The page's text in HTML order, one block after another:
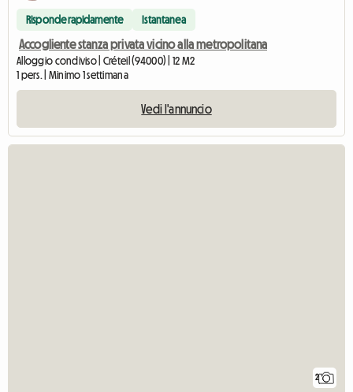
Risponde rapidamente Istantanea
Accogliente stanza privata vicino alla metropolitana
Alloggio condiviso | Créteil (94000) | 12 M2
1 pers. | Minimo 1 settimana
Vedi l'annuncio
2